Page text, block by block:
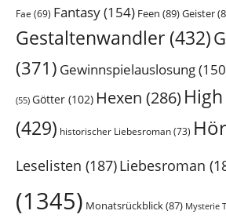
Fae (69) Fantasy(154) Feen (89)Geister
Gestaltenwandler (432)
(371) Gewinnspielauslosung
(55) Götter (102) Hexen (286)
(429) historischer Liebesroman(73)
Leselisten (187)Liebesroman
(1345) Monatsrückblick(87) Mysterie